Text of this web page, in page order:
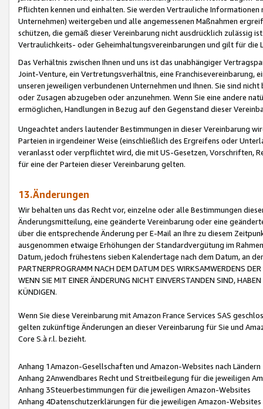
Pflichten kennen und einhalten. Sie werden Vertrauliche
Unternehmen) weitergeben und alle angemessenen Maßnahmen
schützen, die gemäß dieser Vereinbarung nicht ausdrücklich zulässig
Vertraulichkeits- oder Geheimhaltungsvereinbarungen und gilt für die
Das Verhältnis zwischen Ihnen und uns ist das unabhängiger
Joint-Venture, ein Vertretungsverhältnis, eine Franchisevereinbarung,
unseren jeweiligen verbundenen Unternehmen und Ihnen. Sie sind
oder Zusagen abzugeben oder anzunehmen. Wenn Sie eine andere
ermöglichen, Handlungen in Bezug auf den Gegenstand dieser
Ungeachtet anders lautender Bestimmungen in dieser Vereinbarung
Parteien in irgendeiner Weise (einschließlich des Ergreifens oder
veranlasst oder verpflichtet wird, die mit US-Gesetzen, Vorschriften,
für eine der Parteien dieser Vereinbarung gelten.
13.Änderungen
Wir behalten uns das Recht vor, einzelne oder alle Bestimmungen
Änderungsmitteilung, eine geänderte Vereinbarung oder eine
über die entsprechende Änderung per E-Mail an Ihre zu diesem
ausgenommen etwaige Erhöhungen der Standardvergütung im
Datum, jedoch frühestens sieben Kalendertage nach dem Datum, an
PARTNERPROGRAMM NACH DEM DATUM DES WIRKSAMWERDENS
WENN SIE MIT EINER ÄNDERUNG NICHT EINVERSTANDEN SIND,
KÜNDIGEN.
Wenn Sie diese Vereinbarung mit Amazon France Services SAS
gelten zukünftige Änderungen an dieser Vereinbarung für Sie und
Core S.à r.l. bezieht.
Anhang 1Amazon-Gesellschaften und Amazon-Websites nach Ländern
Anhang 2Anwendbares Recht und Streitbeilegung für die jeweiligen
Anhang 3Steuerbestimmungen für die jeweiligen Amazon-Websites
Anhang 4Datenschutzerklärungen für die jeweiligen Amazon-Websites